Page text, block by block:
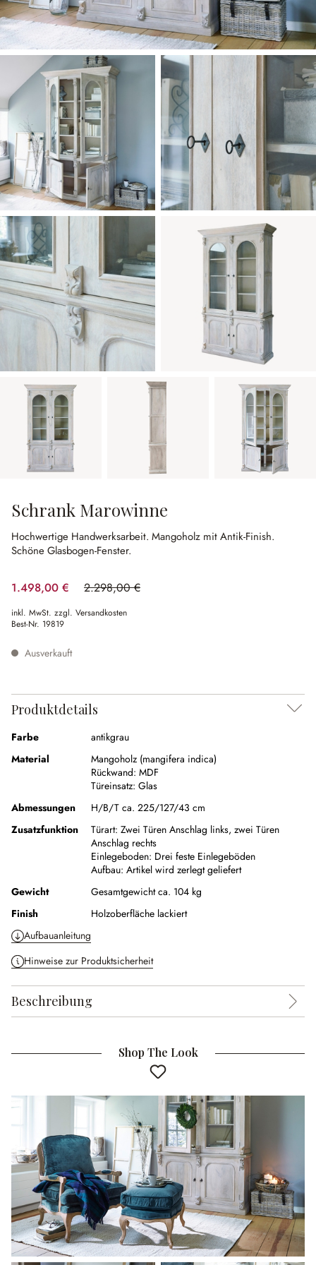
Schrank Marowinne
Hochwertige Handwerksarbeit. Mangoholz mit Antik-Finish.
Schöne Glasbogen-Fenster.
1.498,00 € 2.298,00 €
(34.81% gespart)
inkl. MwSt. zzgl. Versandkosten
Best-Nr. 19819
Ausverkauft
Produktdetails
Farbe
antikgrau
Material
Mangoholz (mangifera indica)
Rückwand: MDF
Türeinsatz: Glas
Abmessungen
H/B/T ca. 225/127/43 cm
Zusatzfunktion
Türart: Zwei Türen Anschlag links, zwei Türen
Anschlag rechts
Einlegeboden: Drei feste Einlegeböden
Aufbau: Artikel wird zerlegt geliefert
Gewicht
Gesamtgewicht ca. 104 kg
Finish
Holzoberfläche lackiert
Aufbauanleitung
Hinweise zur Produktsicherheit
Beschreibung
Shop The Look